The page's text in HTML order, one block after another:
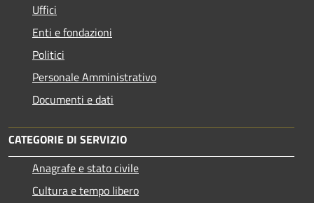
Uffici
Enti e fondazioni
Politici
Personale Amministrativo
Documenti e dati
CATEGORIE DI SERVIZIO
Anagrafe e stato civile
Cultura e tempo libero